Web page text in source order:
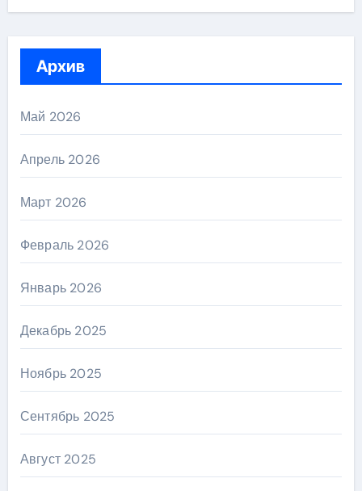
Архив
Май 2026
Апрель 2026
Март 2026
Февраль 2026
Январь 2026
Декабрь 2025
Ноябрь 2025
Сентябрь 2025
Август 2025